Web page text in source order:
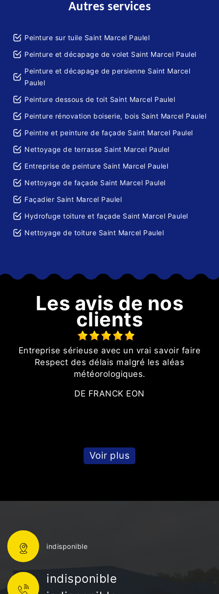
Autres services
Peinture sur tuile Saint Marcel Paulel
Peinture et décapage de volet Saint Marcel Paulel
Peinture et décapage de persienne Saint Marcel
Paulel
Peinture dessous de toit Saint Marcel Paulel
Peinture rénovation boiserie, bois Saint Marcel Paulel
Peintre et peinture de façade Saint Marcel Paulel
Nettoyage de terrasse Saint Marcel Paulel
Entreprise de peinture Saint Marcel Paulel
Nettoyage de façade Saint Marcel Paulel
Façadier Saint Marcel Paulel
Hydrofuge toiture et façade Saint Marcel Paulel
Nettoyage de toiture Saint Marcel Paulel
Les avis de nos
clients
Entreprise sérieuse avec un vrai savoir faire
Respect des délais malgré les aléas
météorologiques.
DE FRANCK EON
Voir plus
indisponible
indisponible